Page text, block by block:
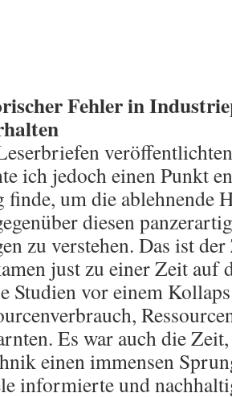
Fehler in
ich jedoch einen Punkt
finde, um die ablehnende
diesen
zu verstehen. Das ist
just zu einer Zeit auf
Studien vor einem
Es war auch die
einen immensen
informierte und